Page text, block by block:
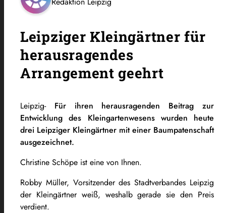
Leipziger Kleingärtner für
herausragendes
Arrangement geehrt
Leipzig- Für ihren herausragenden Beitrag zur
Entwicklung des Kleingartenwesens wurden heute
drei Leipziger Kleingärtner mit einer Baumpatenschaft
ausgezeichnet.
Christine Schöpe ist eine von Ihnen.
Robby Müller, Vorsitzender des Stadtverbandes Leipzig
der Kleingärtner weiß, weshalb gerade sie den Preis
verdient.